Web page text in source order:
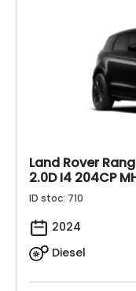
Land Rover
2.0D I4 204CP
ID stoc: 710
2024
Diesel